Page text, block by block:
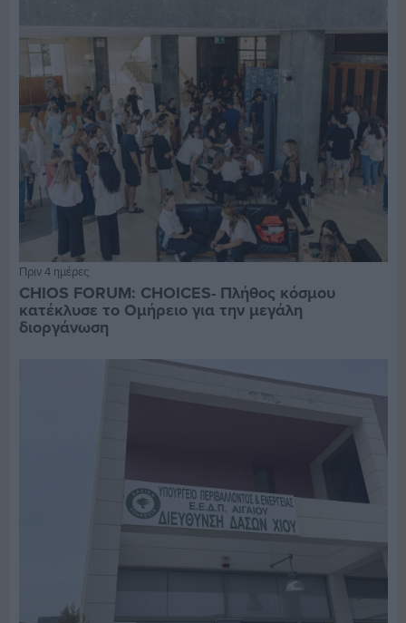
Πριν 4 ημέρες
CHIOS FORUM: CHOICES- Πλήθος κόσμου
κατέκλυσε το Ομήρειο για την μεγάλη
διοργάνωση